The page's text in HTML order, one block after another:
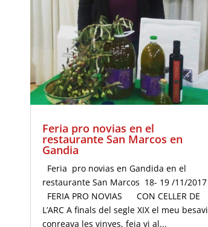
Feria pro novias en el
restaurante San Marcos en
Gandia
Feria pro novias en Gandida en el
restaurante San Marcos 18- 19 /11/2017
FERIA PRO NOVIAS CON CELLER DE
L’ARC A finals del segle XIX el meu besavi
conreava les vinyes, feia vi al...